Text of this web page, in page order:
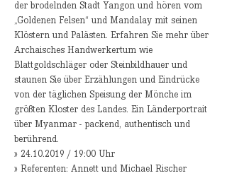
der brodelnden Stadt Yangon und hören vom
„Goldenen Felsen“ und Mandalay mit seinen
Klöstern und Palästen. Erfahren Sie mehr über
Archaisches Handwerkertum wie
Blattgoldschläger oder Steinbildhauer und
staunen Sie über Erzählungen und Eindrücke
von der täglichen Speisung der Mönche im
größten Kloster des Landes. Ein Länderportrait
über Myanmar - packend, authentisch und
berührend.
» 24.10.2019 / 19:00 Uhr
» Referenten: Annett und Michael Rischer